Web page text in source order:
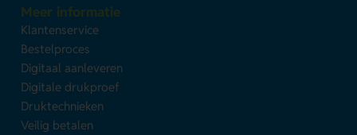
Meer informatie
Klantenservice
Bestelproces
Digitaal aanleveren
Digitale drukproef
Druktechnieken
Veilig betalen